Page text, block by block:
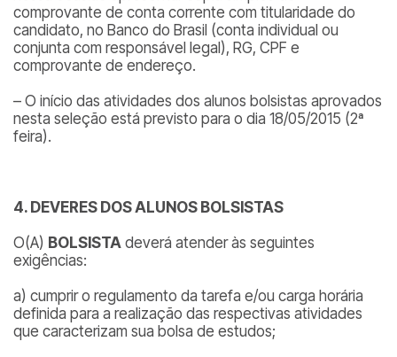
comprovante de conta corrente com titularidade do
candidato, no Banco do Brasil (conta individual ou
conjunta com responsável legal), RG, CPF e
comprovante de endereço.
– O início das atividades dos alunos bolsistas aprovados
nesta seleção está previsto para o dia 18/05/2015 (2ª
feira).
4. DEVERES DOS ALUNOS BOLSISTAS
O(A) BOLSISTA deverá atender às seguintes
exigências:
a) cumprir o regulamento da tarefa e/ou carga horária
definida para a realização das respectivas atividades
que caracterizam sua bolsa de estudos;